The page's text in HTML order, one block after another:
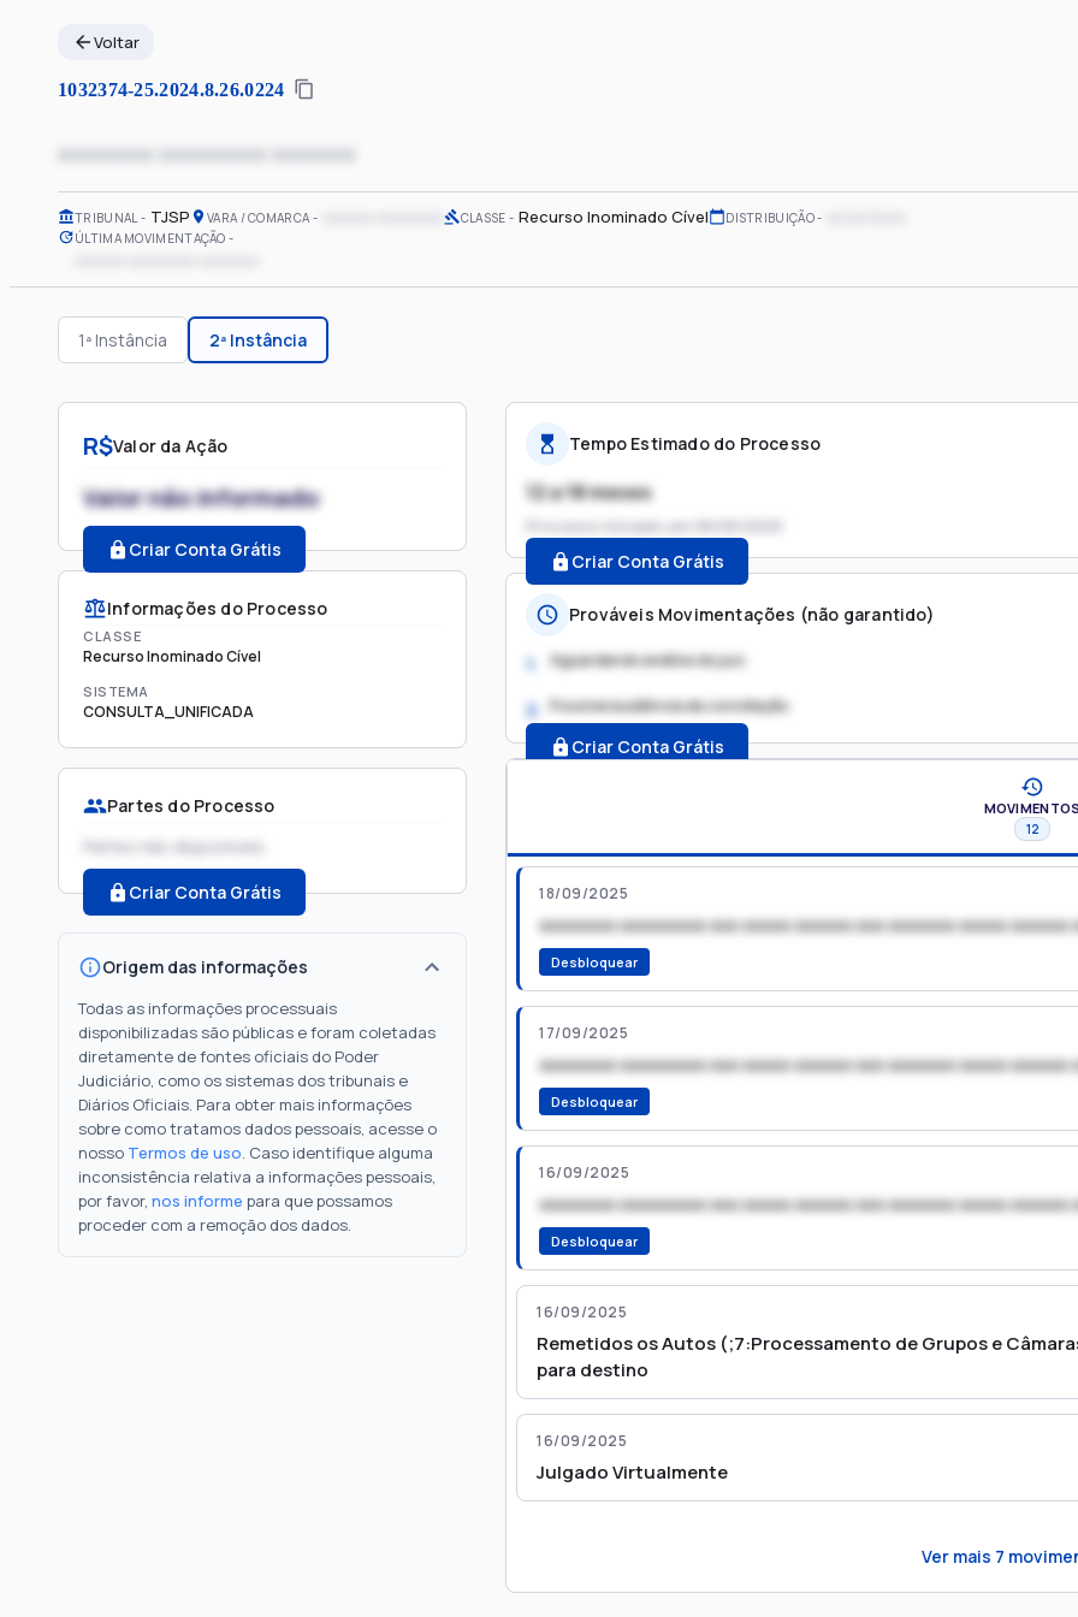
Voltar
1032374-25.2024.8.26.0224
xxxxxxxx xxxxxxxxx xxxxxxx
TRIBUNAL TJSP VARA / COMARCA CLASSE Recurso Inominado Cível DISTRIBUIÇÃO
ÚLTIMA MOVIMENTAÇÃO
1ª Instância 2ª Instância
R$Valor da Ação
Valor não informado
Criar Conta Grátis
Informações do Processo
CLASSE
Recurso Inominado Cível
SISTEMA
CONSULTA_UNIFICADA
Partes do Processo
Partes não disponíveis
Criar Conta Grátis
Origem das informações
Todas as informações processuais
disponibilizadas são públicas e foram coletadas
diretamente de fontes oficiais do Poder
Judiciário, como os sistemas dos tribunais e
Diários Oficiais. Para obter mais informações
sobre como tratamos dados pessoais, acesse o
nosso Termos de uso. Caso identifique alguma
inconsistência relativa a informações pessoais,
por favor, nos informe para que possamos
proceder com a remoção dos dados.
Tempo Estimado do Processo
12 a 18 meses
Processo iniciado em
Criar Conta Grátis
Prováveis Movimentações (não garantido)
1. Aguardando análise do juiz
2. Possível audiência de conciliação
Criar Conta Grátis
MOVIMENTOS
12
18/09/2025
xxxxxxxx xxxxxxxxx xxx xxxxx xxxxxx xxx xxxxxxx xxxxx xxxxxx
Desbloquear
17/09/2025
xxxxxxxx xxxxxxxxx xxx xxxxx xxxxxx xxx xxxxxxx xxxxx xxxxxx
Desbloquear
16/09/2025
xxxxxxxx xxxxxxxxx xxx xxxxx xxxxxx xxx xxxxxxx xxxxx xxxxxx
Desbloquear
16/09/2025
Remetidos os Autos (;7:Processamento de Grupos e
para destino
16/09/2025
Julgado Virtualmente
Ver mais 7